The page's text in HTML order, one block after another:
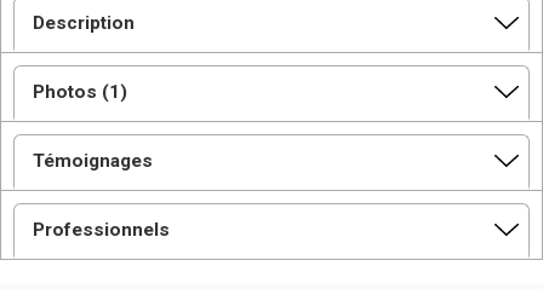
Description
Photos (1)
Témoignages
Professionnels